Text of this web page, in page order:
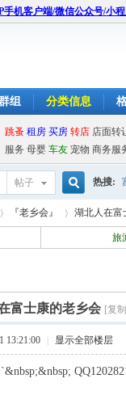
手机客户端/微信公众号/小
组 分类信息
帖子
搜
热搜:
『老乡会』 湖北人在富
旅
富士康的老乡会 [复
13:21:00 显示全部楼层